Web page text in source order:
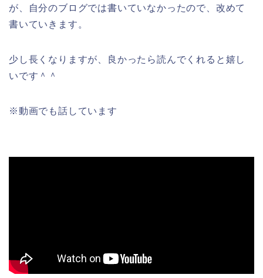
が、自分のブログでは書いていなかったので、改めて
書いていきます。
少し長くなりますが、良かったら読んでくれると嬉し
いです＾＾
※動画でも話しています